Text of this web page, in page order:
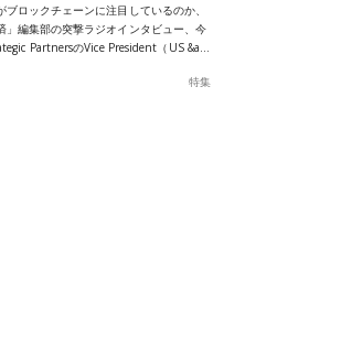
ロックチェーンに注目しているのか、
」編集部の突撃ラジオインタビュー、今
PartnersのVice President（US &a…
特集